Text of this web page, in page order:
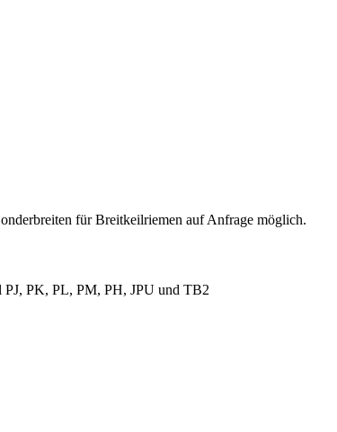
für Breitkeilriemen auf Anfrage möglich.
PK, PL, PM, PH, JPU und TB2